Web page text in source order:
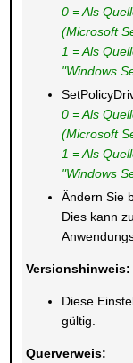
0 = Als
(Microsoft
1 = Als
"Windows
0 = Als
(Microsoft
1 = Als
"Windows
Ändern Sie
Dies kann
Versionshinweis:
Diese
gültig.
Querverweis: